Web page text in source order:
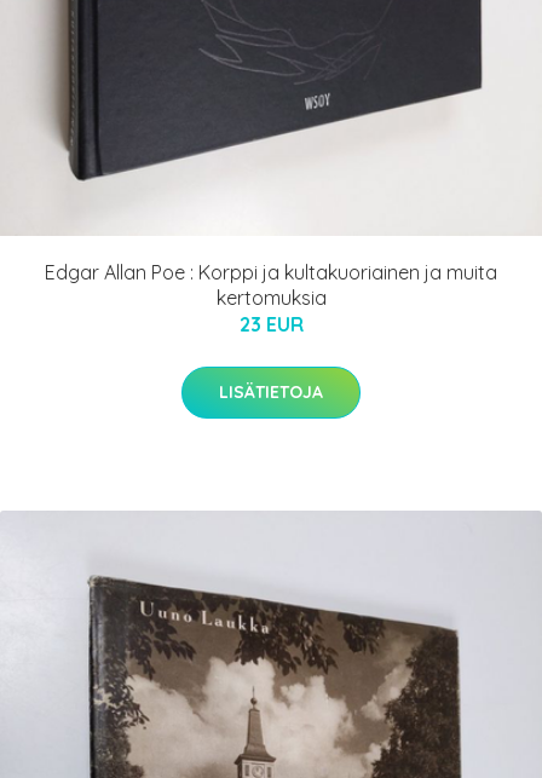
Edgar Allan Poe : Korppi ja kultakuoriainen ja muita
kertomuksia
23 EUR
LISÄTIETOJA